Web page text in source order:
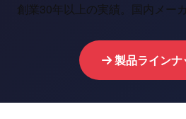
創業30年以上の実績。国内メー
製品ラインナ